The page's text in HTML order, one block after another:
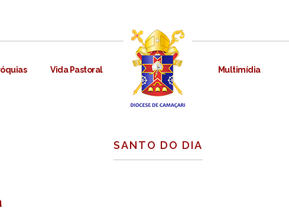
Vida Pastoral Multimídia
SANTO DO DIA